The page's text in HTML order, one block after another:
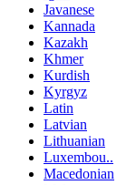
Javanese
Kannada
Kazakh
Khmer
Kurdish
Kyrgyz
Latin
Latvian
Lithuanian
Luxembou..
Macedonian